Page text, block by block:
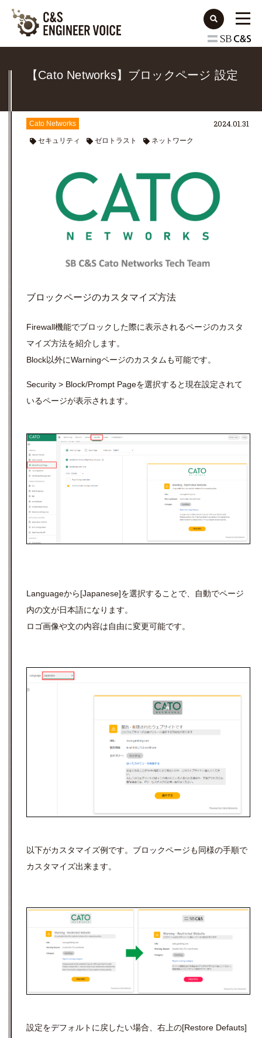
【Cato Networks】ブロックページ 設定
Cato Networks
セキュリティ ゼロトラスト ネットワーク
2024.01.31
ブロックページのカスタマイズ方法
Firewall機能でブロックした際に表示されるページのカスタ
マイズ方法を紹介します。
Block以外にWarningページのカスタムも可能です。
Security > Block/Prompt Pageを選択すると現在設定されて
いるページが表示されます。
Languageから[Japanese]を選択することで、自動でページ
内の文が日本語になります。
ロゴ画像や文の内容は自由に変更可能です。
以下がカスタマイズ例です。ブロックページも同様の手順で
カスタマイズ出来ます。
設定をデフォルトに戻したい場合、右上の[Restore Defauts]